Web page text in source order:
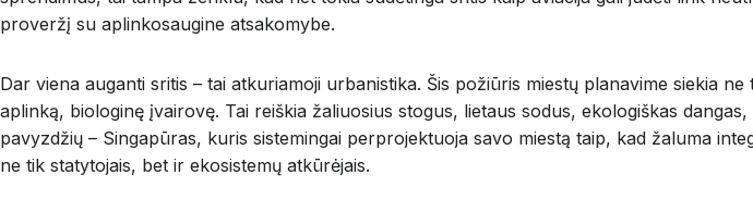
proveržį su aplinkosaugine atsakomybe.
Dar viena auganti sritis – tai atkuriamoji urbanistika. Šis požiūris miestų planavime siekia
aplinką, biologinę įvairovę. Tai reiškia žaliuosius stogus, lietaus sodus, ekologiškas
pavyzdžių – Singapūras, kuris sistemingai perprojektuoja savo miestą taip, kad žaluma
ne tik statytojais, bet ir ekosistemų atkūrėjais.